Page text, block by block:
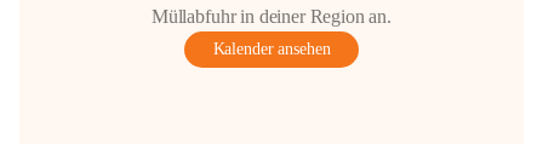
Müllabfuhr in deiner Region an.
Kalender ansehen